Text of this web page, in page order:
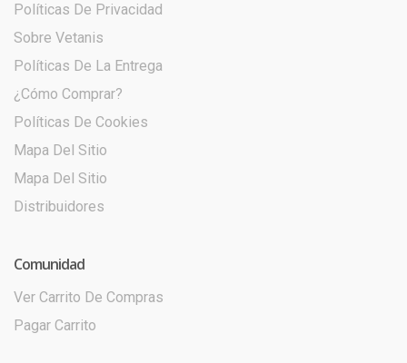
Políticas De Privacidad
Sobre Vetanis
Políticas De La Entrega
¿Cómo Comprar?
Políticas De Cookies
Mapa Del Sitio
Mapa Del Sitio
Distribuidores
Comunidad
Ver Carrito De Compras
Pagar Carrito